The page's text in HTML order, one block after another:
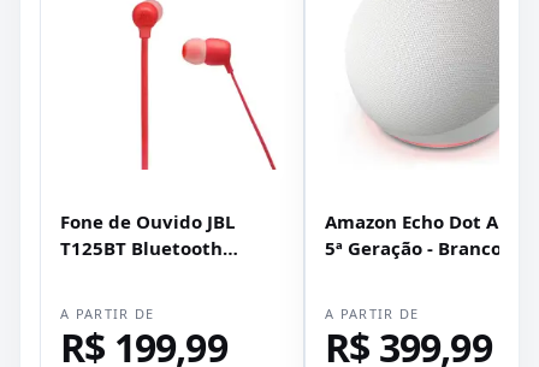
Fone de Ouvido JBL
T125BT Bluetooth
A PARTIR DE
R$ 199,99
Amazon Echo Dot Alexa
5ª Geração - Branco
A PARTIR DE
R$ 399,99